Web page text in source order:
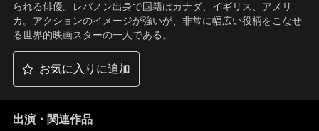
られる俳優。レバノン出身で国籍はカナダ、イギリス、アメリ
カ。アクションのイメージが強いが、非常に幅広い役柄をこなせ
る世界的映画スターの一人である。
お気に入りに追加
出演・関連作品